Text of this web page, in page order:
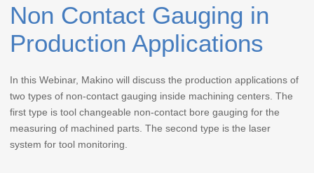
Non Contact Gauging in
Production Applications
In this Webinar, Makino will discuss the production applications of
two types of non-contact gauging inside machining centers. The
first type is tool changeable non-contact bore gauging for the
measuring of machined parts. The second type is the laser
system for tool monitoring.